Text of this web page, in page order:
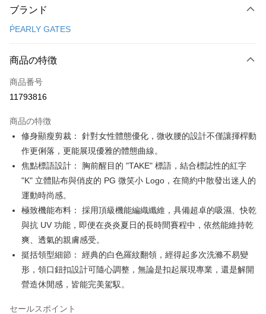
クレジットカード1回払い
LINE Pay
Apple Pay
Easy Wallet
OP Pay Later
説明
【OP Pay Later 使用説明】
1. 本サービスは台湾大哥大によって提供され、台湾大哥大のユーザーは追
加の申請なしで即時に利用可能です。
2. 支払い方法で「OP Pay Later」を選択すると、注文が成立した後に自動
いの回数や支払い期限を選択し、支払いを確認すると取引が完了します。
3. 実際の承認額、分割回数および費用については、後続の取引確認ページ
を基準とします。
4. 注文成立後30分以内に確認取引を行わない場合や審査が通過しない場
合、注文は自動的にキャンセルされます。「転専審査」に未通過の状況が
発生した場合は、システムの評価基準に達していないことを意味し、評価
AFTEE代金後払い
説明
一、 AFTEE代金後払いについて
1.お支払い方法でAFTEE代金後払いを選択すると、携帯電話認証ウィンド
2.SMSで認証してお支払い手続を進めてください。
3.注文するときのお支払いは不要です。商品はご指定の住所に配送されま
す。
4.ご注文が完了すると、携帯に支払い通知のSMSが届きます。アプリ会員
の場合は、AFTEE アプリプッシュ通知が届きます。
はアプリの通知に従って、4大コンビニ、またはATM/オンラインバンキン
ATM払い
全家取貨付款
送料無料
付款後全家取貨
ブランド
ṔEARLY GATES
商品の特徴
商品番号
11793816
商品の特徴
修身顯瘦剪裁： 針對女性體態優化，微收腰的設計不僅讓揮桿動
作更俐落，更能展現優雅的體態曲線。
焦點標語設計： 胸前醒目的 "TAKE" 標語，結合標誌性的紅字
"K" 立體貼布與俏皮的 PG 微笑小 Logo，在簡約中散發出迷人的
運動時尚感。
極致機能布料： 採用頂級機能編織纖維，具備超卓的吸濕、快乾
與抗 UV 功能，即便在炎炎夏日的長時間賽程中，依然能維持乾
爽、透氣的親膚感受。
挺括領型細節： 經典的白色羅紋翻領，經得起多次洗滌不易變
形，領口鈕扣設計可隨心調整，無論是扣起展現專業，還是解開
營造休閒感，皆能完美駕馭。
セールスポイント